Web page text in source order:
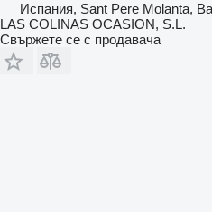
Испания, Sant Pere Molanta,
LAS COLINAS OCASION, S.L.
Свържете се с продавача